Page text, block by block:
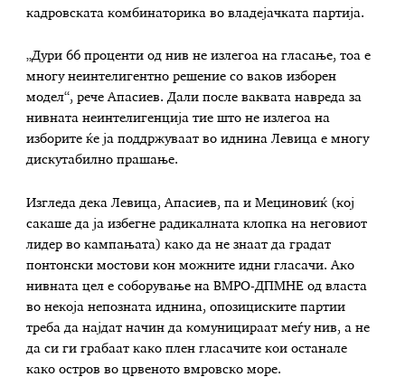
кадровската комбинаторика во владејачката партија.
„Дури 66 проценти од нив не излегоа на гласање, тоа е
многу неинтелигентно решение со ваков изборен
модел“, рече Апасиев. Дали после ваквата навреда за
нивната неинтелигенција тие што не излегоа на
изборите ќе ја поддржуваат во иднина Левица е многу
дискутабилно прашање.
Изгледа дека Левица, Апасиев, па и Мециновиќ (кој
сакаше да ја избегне радикалната клопка на неговиот
лидер во кампањата) како да не знаат да градат
понтонски мостови кон можните идни гласачи. Ако
нивната цел е соборување на ВМРО-ДПМНЕ од власта
во некоја непозната иднина, опозициските партии
треба да најдат начин да комуницираат меѓу нив, а не
да си ги грабаат како плен гласачите кои останале
како остров во црвеното вмровско море.